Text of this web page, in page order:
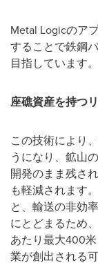
Metal Logicのア
することで鉄鋼
目指しています。
座礁資産を持つ
この技術により
うになり、鉱山
開発のまま残さ
も軽減されます
と、輸送の非効
にとどまるため
あたり最大400
業が創出される